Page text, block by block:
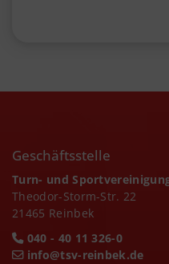
Geschäftsstelle
Turn- und
Theodor-Storm-Str. 22
21465 Reinbek
040 - 40 11 326-0
info@tsv-reinbek.de